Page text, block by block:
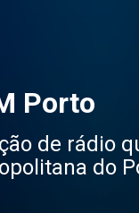
Porto
de rádio
do